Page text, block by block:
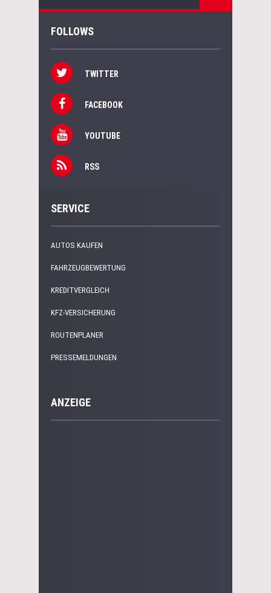
FOLLOWS
TWITTER
FACEBOOK
YOUTUBE
RSS
SERVICE
AUTOS KAUFEN
FAHRZEUGBEWERTUNG
KREDITVERGLEICH
KFZ-VERSICHERUNG
ROUTENPLANER
PRESSEMELDUNGEN
ANZEIGE